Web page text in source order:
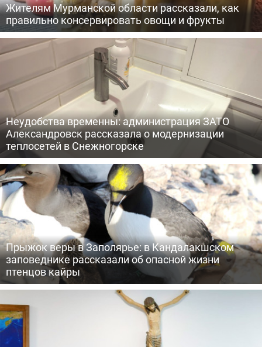
Жителям Мурманской области рассказали, как
правильно консервировать овощи и фрукты
Неудобства временны: администрация ЗАТО
Александровск рассказала о модернизации
теплосетей в Снежногорске
Прыжок веры в Заполярье: в Кандалакшском
заповеднике рассказали об опасной жизни
птенцов кайры